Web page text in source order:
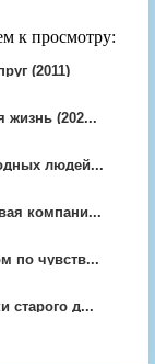
к просмотру:
(2011)
жизнь (202...
людей...
компани...
по чувств...
старого д...